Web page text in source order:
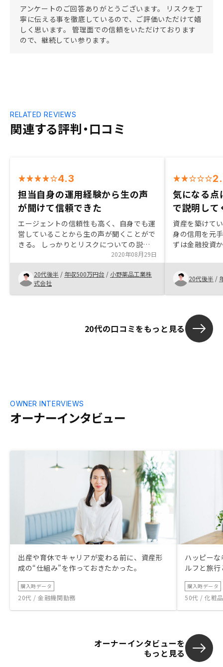
アンケートのご回答ありがとうございます。 リスクを丁
寧に伝える事を徹底しているので、ご評価いただけて嬉
しく思います。 管理面での信頼をいただけております
ので、継続してい参ります。
関連する評判・口コミ
RELATED REVIEWS
4.3
担当自身の運用経験から生の声
が聞けて信頼できた
エージェントの信頼性も高く、自身でも運
営していることから生の声が聞くことがで
きる。 しっかりとリスクについての説明
もうけられ、数十年先のシミュレーション
までできる点が良く購入を決定しました。
税理士特約があると良い。
2020年08月29日
20代後半 / 年収500万円台 / 小野薬品工業株
式会社
気になる点
で説明して
資産を築けて
身の信用を元
ずは金融投資
産投資も選択
担当セールス
るべき。
20代後半 /
20代の口コミをもっと見る
オーナーインタビュー
OWNER INTERVIEWS
出産や育休でキャリアが変わる前に、資産形
成の“仕組み”を作っておきたかった。
購入時データ
20代 / 金融機関勤務
ハッピー
ルフと旅
購入時データ
50代 / 化粧
オーナーインタビューを
もっと見る